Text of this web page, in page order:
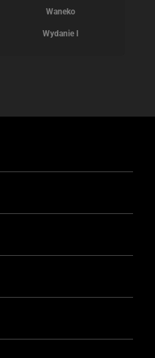
Waneko
Wydanie I